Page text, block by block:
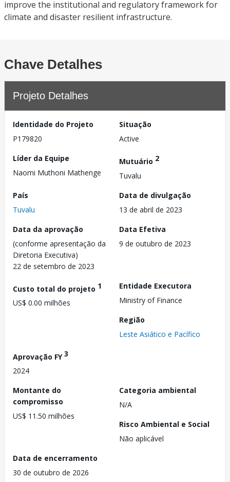
improve the institutional and regulatory framework for
climate and disaster resilient infrastructure.
Chave Detalhes
Projeto Detalhes
Identidade do Projeto
P179820
Situação
Active
Líder da Equipe
Naomi Muthoni Mathenge
Mutuário 2
Tuvalu
País
Tuvalu
Data de divulgação
13 de abril de 2023
Data da aprovação
(conforme apresentação da
Diretoria Executiva)
22 de setembro de 2023
Data Efetiva
9 de outubro de 2023
Custo total do projeto 1
US$ 0.00 milhões
Entidade Executora
Ministry of Finance
Região
Leste Asiático e Pacífico
Aprovação FY3
2024
Montante do
compromisso
US$ 11.50 milhões
Categoria ambiental
N/A
Risco Ambiental e Social
Não aplicável
Data de encerramento
30 de outubro de 2026